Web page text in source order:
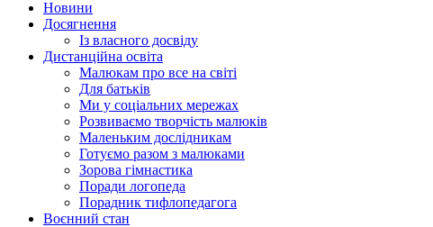
Новини
Досягнення
Із власного досвіду
Дистанційна освіта
Малюкам про все на світі
Для батьків
Ми у соціальних мережах
Розвиваємо творчість малюків
Маленьким дослідникам
Готуємо разом з малюками
Зорова гімнастика
Поради логопеда
Порадник тифлопедагога
Воєнний стан